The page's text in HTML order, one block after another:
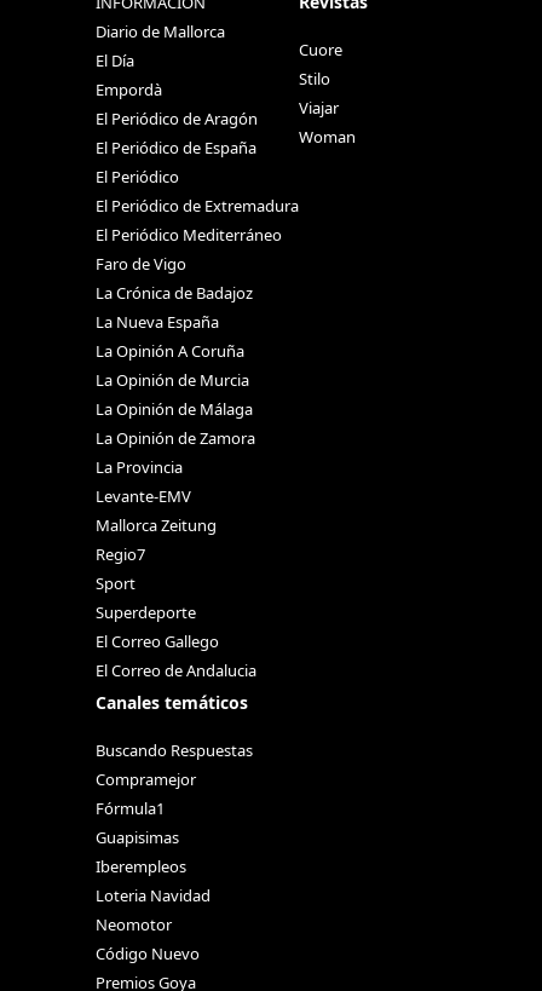
Diario de Mallorca
El Día
Empordà
El Periódico de Aragón
El Periódico de España
El Periódico
El Periódico de Extremadura
El Periódico Mediterráneo
Faro de Vigo
La Crónica de Badajoz
La Nueva España
La Opinión A Coruña
La Opinión de Murcia
La Opinión de Málaga
La Opinión de Zamora
La Provincia
Levante-EMV
Mallorca Zeitung
Regio7
Sport
Superdeporte
El Correo Gallego
El Correo de Andalucia
Canales temáticos
Buscando Respuestas
Compramejor
Fórmula1
Guapisimas
Iberempleos
Loteria Navidad
Neomotor
Código Nuevo
Premios Goya
Cuore
Stilo
Viajar
Woman